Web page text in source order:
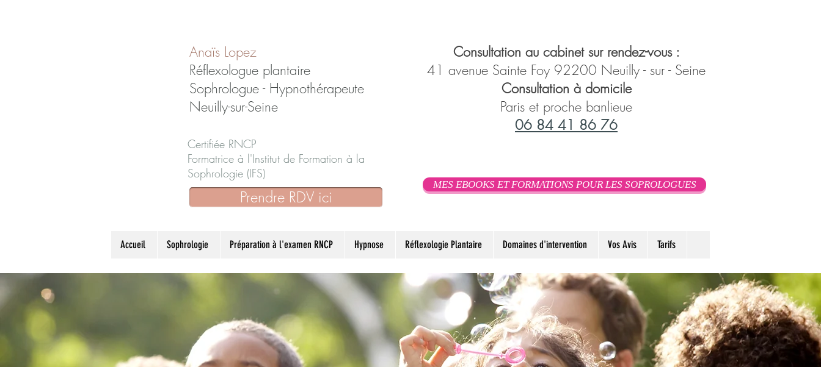
Anaïs Lopez
Réflexologue plantaire
Sophrologue - Hypnothérapeute
Neuilly-sur-Seine
Consultation au cabinet sur rendez-vous :
41 avenue Sainte Foy 92200 Neuilly - sur - Seine
Consultation à domicile
Paris et proche banlieue
06 84 41 86 76
Certifiée RNCP
Formatrice à l'Institut de Formation à la
Sophrologie (IFS)
Prendre RDV ici
MES EBOOKS ET FORMATIONS POUR LES SOPROLOGUES
Accueil Sophrologie Préparation à l'examen RNCP Hypnose Réflexologie Plantaire Domaines d'intervention Vos Avis Tarifs